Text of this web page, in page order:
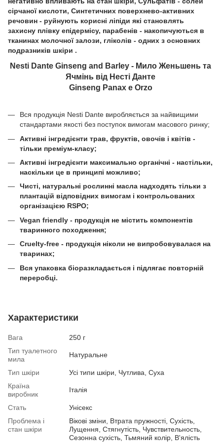
сірчаної кислоти, Синтетичних поверхнево-активних
речовин - руйнують корисні ліпіди які становлять
захисну плівку епідермісу, парабенів - накопичуються в
тканинах молочної залози, гліколів - одних з основних
подразників шкіри .
Nesti Dante Ginseng and Barley - Мило Женьшень та
Ячмінь від Несті Данте
Ginseng Panax e Orzo
Вся продукція Nesti Dante виробляється за найвищими
стандартами якості без поступок вимогам масового ринку;
Активні інгредієнти трав, фруктів, овочів і квітів -
тільки преміум-класу;
Активні інгредієнти максимально органічні - настільки,
наскільки це в принципі можливо;
Чисті, натуральні рослинні масла надходять тільки з
плантацій відповідних вимогам і контрольованих
організацією RSPO;
Vegan friendly - продукція не містить компонентів
тваринного походження;
Cruelty-free - продукція ніколи не випробовувалася на
тваринах;
Вся упаковка біоразкладається і підлягає повторній
переробці.
Характеристики
Вага
250 г
Тип туалетного
мила
Натуральне
Тип шкіри
Усі типи шкіри, Чутлива, Суха
Країна
виробник
Італія
Стать
Унісекс
Проблема і
стан шкіри
Вікові зміни, Втрата пружності, Сухість,
Лущення, Стягнутість, Чувствительность,
Сезонна сухість, Тьмяний колір, В'ялість